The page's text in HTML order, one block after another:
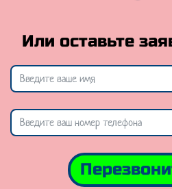
Или оставьте